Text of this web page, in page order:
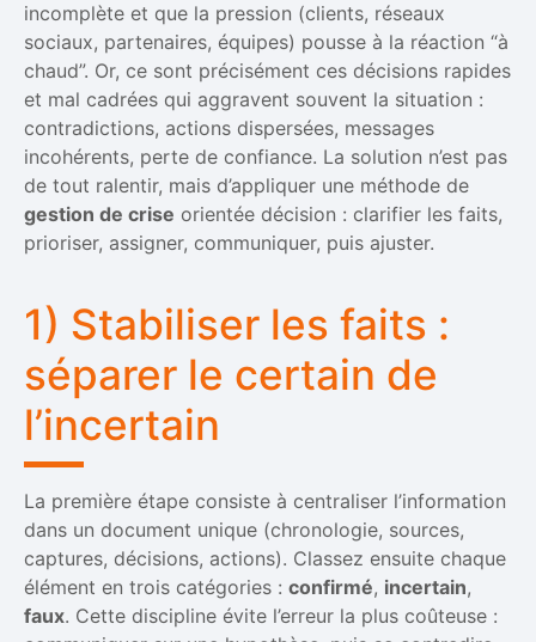
incomplète et que la pression (clients, réseaux
sociaux, partenaires, équipes) pousse à la réaction “à
chaud”. Or, ce sont précisément ces décisions rapides
et mal cadrées qui aggravent souvent la situation :
contradictions, actions dispersées, messages
incohérents, perte de confiance. La solution n’est pas
de tout ralentir, mais d’appliquer une méthode de
gestion de crise orientée décision : clarifier les faits,
prioriser, assigner, communiquer, puis ajuster.
1) Stabiliser les faits :
séparer le certain de
l’incertain
La première étape consiste à centraliser l’information
dans un document unique (chronologie, sources,
captures, décisions, actions). Classez ensuite chaque
élément en trois catégories : confirmé, incertain,
faux. Cette discipline évite l’erreur la plus coûteuse :